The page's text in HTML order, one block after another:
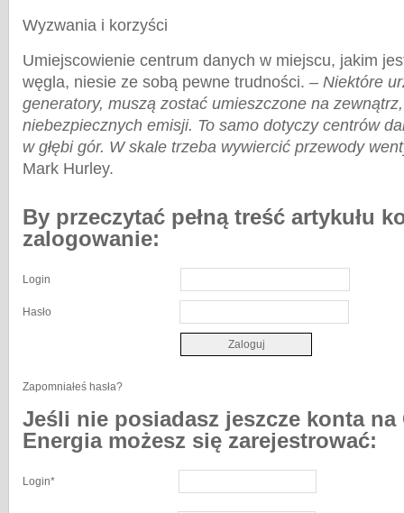
Wyzwania i korzyści
Umiejscowienie centrum danych w miejscu, jakim
węgla, niesie ze sobą pewne trudności. – Niektóre
generatory, muszą zostać umieszczone na
niebezpiecznych emisji. To samo dotyczy centrów
w głębi gór. W skale trzeba wywiercić przewody
Mark Hurley.
By przeczytać pełną treść artykułu
zalogowanie:
Login
Hasło
Zapomniałeś hasła?
Jeśli nie posiadasz jeszcze konta na
Energia możesz się zarejestrować:
Login*